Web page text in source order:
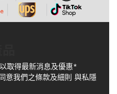
取得最新消息及優惠*
意我們之條款及細則 與私隱